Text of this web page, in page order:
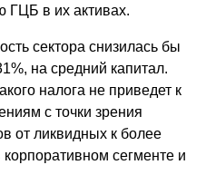
ГЦБ в их активах.
сектора снизилась бы
на средний капитал.
налога не приведет к
с точки зрения
от ликвидных к более
сегменте и